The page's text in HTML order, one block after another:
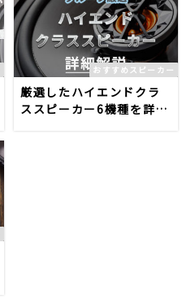
おすすめスピーカー
厳選したハイエンドクラ
ススピーカー6機種を詳細